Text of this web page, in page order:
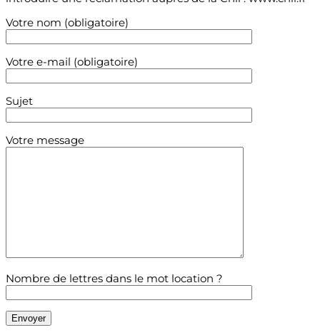
Votre nom (obligatoire)
Votre e-mail (obligatoire)
Sujet
Votre message
Nombre de lettres dans le mot location ?